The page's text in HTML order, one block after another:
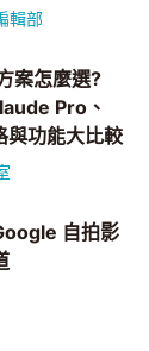
輯部
案怎麼選?
Pro、
功能大比較
自拍影